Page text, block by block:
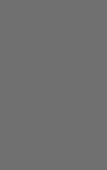
Sprachen verfügbar